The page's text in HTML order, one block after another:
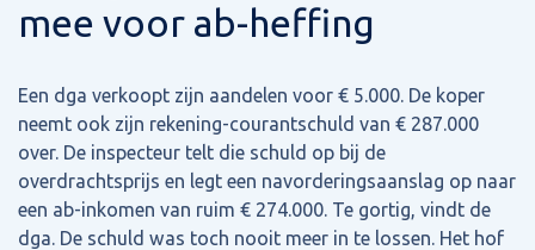
mee voor ab-heffing
Een dga verkoopt zijn aandelen voor € 5.000. De koper
neemt ook zijn rekening-courantschuld van € 287.000
over. De inspecteur telt die schuld op bij de
overdrachtsprijs en legt een navorderingsaanslag op naar
een ab-inkomen van ruim € 274.000. Te gortig, vindt de
dga. De schuld was toch nooit meer in te lossen. Het hof